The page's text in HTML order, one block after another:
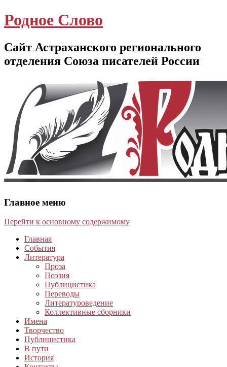
Родное Слово
Сайт Астраханского регионального
отделения Союза писателей России
Главное меню
Перейти к основному содержимому
Главная
События
Литература
Проза
Поэзия
Публицистика
Переводы
Литературоведение
Коллективные сборники
Имена
Творчество
Публицистика
В пути
История